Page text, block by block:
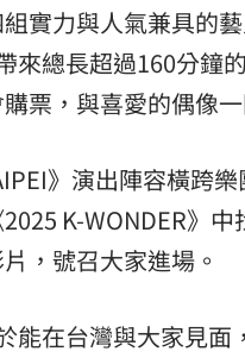
實力與人氣兼具的藝
來總長超過160分鐘
票，與喜愛的偶像
》演出陣容橫跨
K-WONDER》
，號召大家進場。
能在台灣與大家見